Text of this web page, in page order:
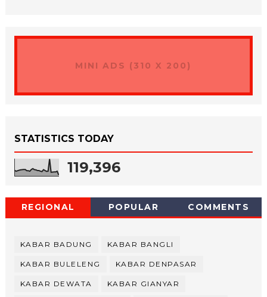
MINI ADS (310 X 200)
STATISTICS TODAY
119,396
REGIONAL POPULAR COMMENTS
KABAR BADUNG KABAR BANGLI
KABAR BULELENG KABAR DENPASAR
KABAR DEWATA KABAR GIANYAR